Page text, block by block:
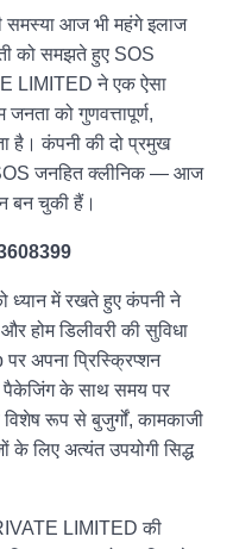
समस्या आज भी महंगे इलाज
को समझते हुए SOS
LIMITED ने एक ऐसा
को गुणवत्तापूर्ण,
है। कंपनी की दो प्रमुख
जनहित क्लीनिक — आज
बन चुकी हैं।
ध्यान में रखते हुए कंपनी ने
होम डिलीवरी की सुविधा
अपना प्रिस्क्रिप्शन
पैकेजिंग के साथ समय पर
रूप से बुजुर्गों, कामकाजी
के लिए अत्यंत उपयोगी सिद्ध
LIMITED की